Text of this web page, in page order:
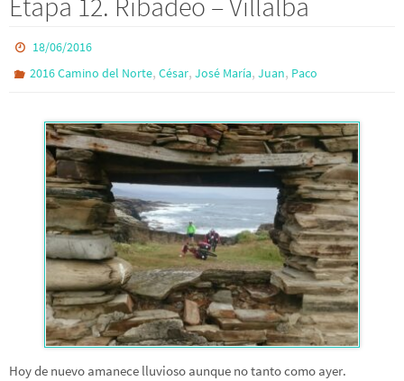
18/06/2016
2016 Camino del Norte,César,José María,Juan, Paco
Hoy de nuevo amanece lluvioso aunque no tanto como ayer.